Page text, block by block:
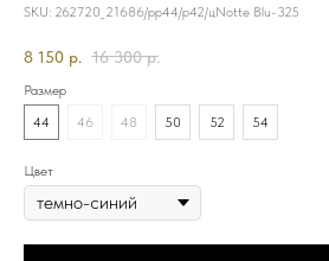
SKU: 262720_21686/рр44/р42/цNotte Blu-325
8 150 р. 16 300 р.
Размер
44
46 48 50 52 54
Цвет